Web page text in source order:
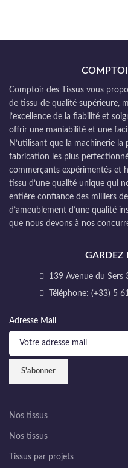
Comptoir des Tissus vous
de tissu de qualité supérieure,
l’excellence de la fiabilité et
offrir une maniabilité et une
N’utilisant que la machinerie
fabrication les plus
commerçants expérimentés et
tissu d’une qualité unique qui
entière confiance des milliers
d’ameublement d’une qualité
que nous devons à nos
GARDEZ
139 Avenue du Sers
Téléphone: (+33) 5
Adresse Mail
Nos tissus
Nos tissus
Tissus par projets